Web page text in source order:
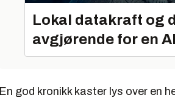
Lokal datakraft og
avgjørende for en
En god kronikk kaster lys over en